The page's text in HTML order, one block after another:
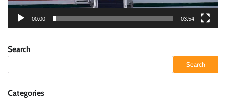
00:00 03:54
Search
Search
Categories